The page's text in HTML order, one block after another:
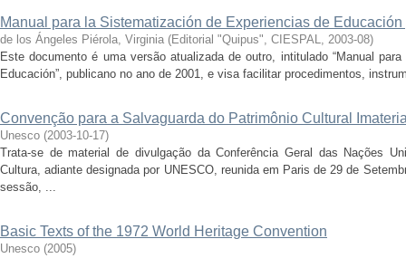
Manual para la Sistematización de Experiencias de
de los Ángeles Piérola, Virginia (Editorial "Quipus", CIESPAL, 2003-08)
Este documento é uma versão atualizada de outro, intitulado “Manual
Educación”, publicano no ano de 2001, e visa facilitar procedimentos,
Convenção para a Salvaguarda do Patrimônio Cultural
Unesco (2003-10-17)
Trata-se de material de divulgação da Conferência Geral das Nações
Cultura, adiante designada por UNESCO, reunida em Paris de 29 de
sessão, ...
Basic Texts of the 1972 World Heritage Convention
Unesco (2005)